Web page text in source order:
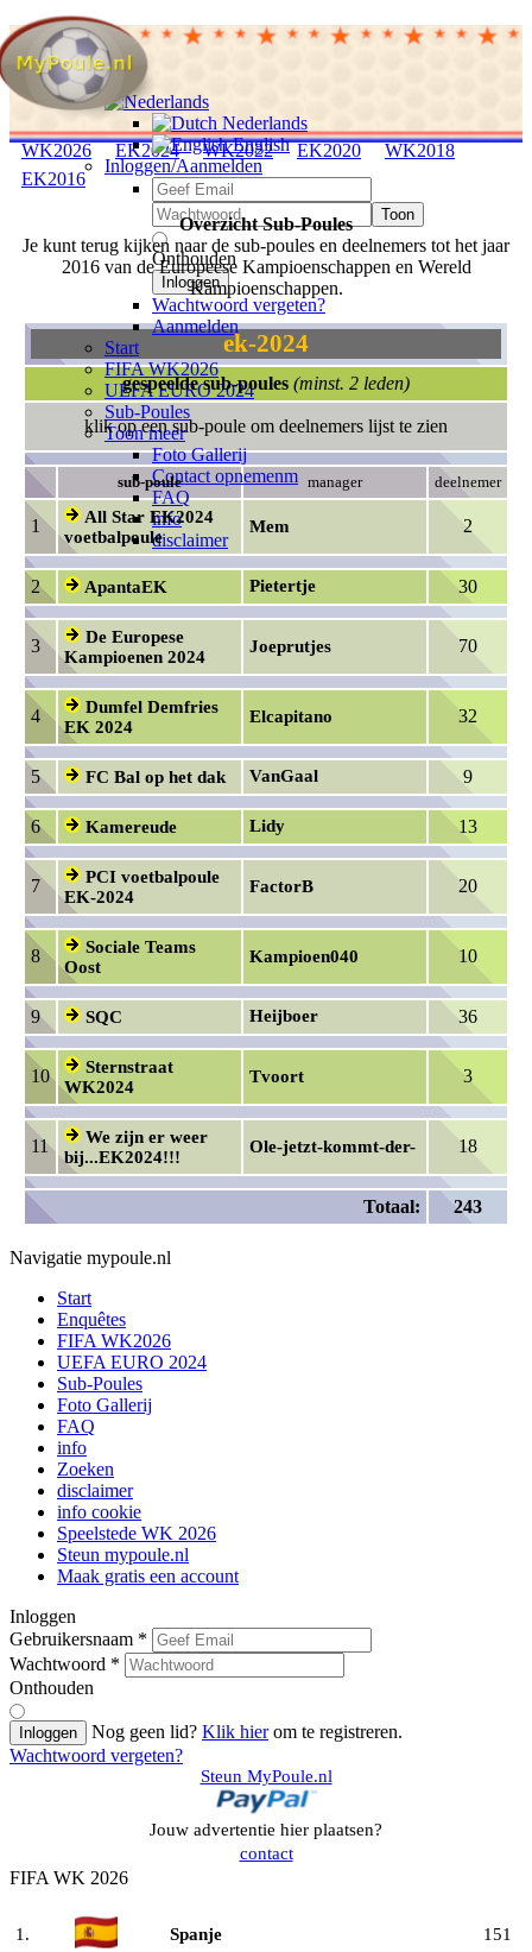
Nederlands
English
Inloggen/Aanmelden
Toon
Onthouden
Inloggen
Wachtwoord vergeten?
Aanmelden
Start
FIFA WK2026
UEFA EURO 2024
Sub-Poules
Toon meer
Foto Gallerij
Contact opnemenm
FAQ
info
disclaimer
WK2026 EK2024 WK2022 EK2020
WK2018
EK2016
Overzicht Sub-Poules
Je kunt terug kijken naar de sub-poules en deelnemers tot het jaar
2016 van de Europeese Kampioenschappen en Wereld
Kampioenschappen.
ek-2024
gespeelde sub-poules (minst. 2 leden)
klik op een sub-poule om deelnemers lijst te zien
sub-poule manager deelnemer
1
All Star EK2024
voetbalpoule
Mem 2
2 ApantaEK Pietertje 30
3
De Europese
Kampioenen 2024
Joeprutjes 70
4
Dumfel Demfries
EK 2024
Elcapitano 32
5 FC Bal op het dak VanGaal 9
6 Kamereude Lidy 13
7
PCI voetbalpoule
EK-2024
FactorB 20
8
Sociale Teams
Oost
Kampioen040 10
9 SQC Heijboer 36
10
Sternstraat
WK2024
Tvoort 3
11
We zijn er weer
bij...EK2024!!!
Ole-jetzt-kommt-der- 18
Totaal: 243
Navigatie mypoule.nl
Start
Enquêtes
FIFA WK2026
UEFA EURO 2024
Sub-Poules
Foto Gallerij
FAQ
info
Zoeken
disclaimer
info cookie
Speelstede WK 2026
Steun mypoule.nl
Maak gratis een account
Inloggen
Gebruikersnaam *
Wachtwoord *
Onthouden
Inloggen Nog geen lid? Klik hierom te registreren.
Wachtwoord vergeten?
Steun MyPoule.nl
Jouw advertentie hier plaatsen?
contact
FIFA WK 2026
1. Spanje 151